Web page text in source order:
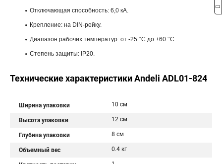
Отключающая способность: 6,0 кА.
Крепление: на DIN-рейку.
Диапазон рабочих температур: от -25 °С до +60 °С.
Степень защиты: IP20.
Технические характеристики Andeli ADL01-824
Ширина упаковки 10 см
Высота упаковки 12 см
Глубина упаковки 8 см
Объемный вес 0.4 кг